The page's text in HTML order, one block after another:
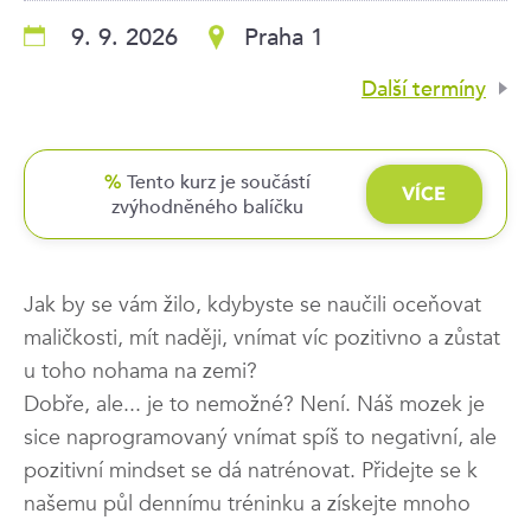
9. 9. 2026 Praha 1
Další termíny
% Tento kurz je součástí
zvýhodněného balíčku
VÍCE
Jak by se vám žilo, kdybyste se naučili oceňovat
maličkosti, mít naději, vnímat víc pozitivno a zůstat
u toho nohama na zemi?
Dobře, ale... je to nemožné? Není. Náš mozek je
sice naprogramovaný vnímat spíš to negativní, ale
pozitivní mindset se dá natrénovat. Přidejte se k
našemu půl dennímu tréninku a získejte mnoho